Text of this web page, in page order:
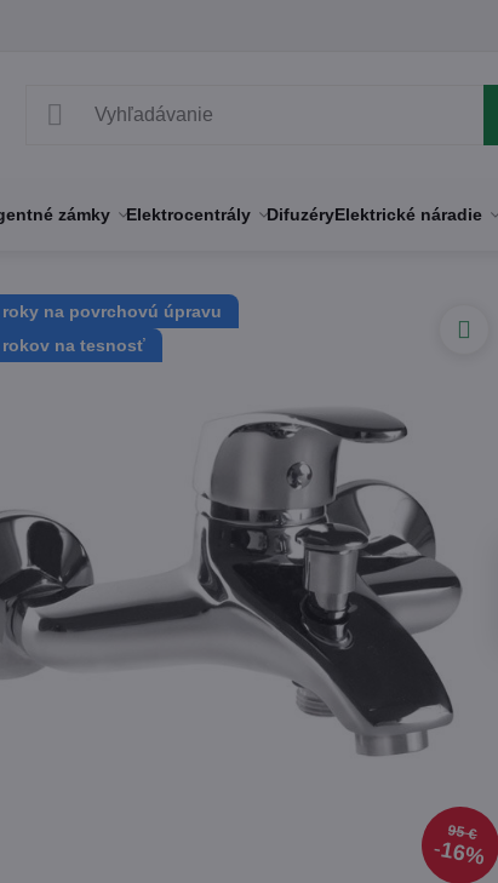
zámky Elektrocentrály DifuzéryElektrické náradie
roky na povrchovú úpravu
rokov na tesnosť
95 €
16%